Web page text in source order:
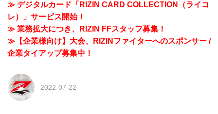
≫ デジタルカード「RIZIN CARD COLLECTION（ライコ
レ）」サービス開始！
≫ 業務拡大につき、RIZIN FFスタッフ募集！
≫【企業様向け】大会、RIZINファイターへのスポンサー /
企業タイアップ募集中！
2022-07-22